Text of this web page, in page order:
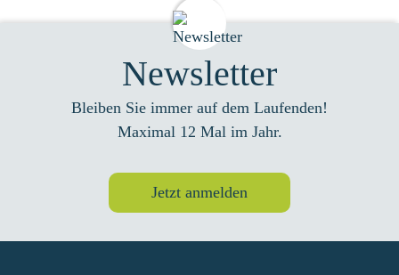
Newsletter
Bleiben Sie immer auf dem Laufenden!
Maximal 12 Mal im Jahr.
Jetzt anmelden